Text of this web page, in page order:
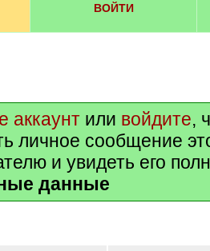
ВОЙТИ
аккаунт или войдите,
личное сообщение
и увидеть его
данные